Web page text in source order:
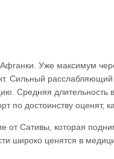
Уже максимум
Сильный
Средняя длительность
по достоинству оценят,
от Сативы, которая
широко ценятся в